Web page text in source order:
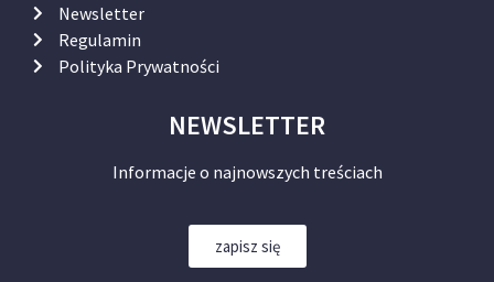
Newsletter
Regulamin
Polityka Prywatności
NEWSLETTER
Informacje o najnowszych treściach
zapisz się